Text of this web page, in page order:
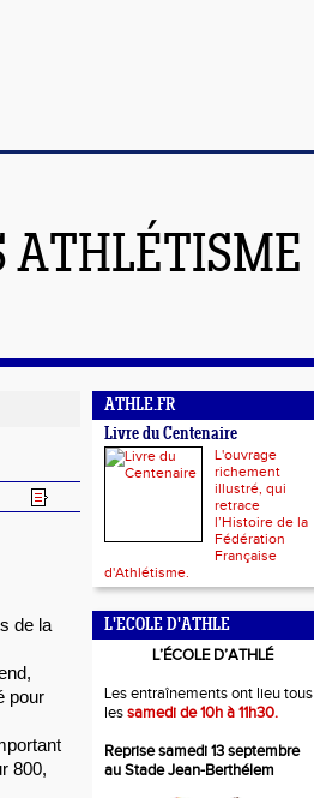
ATHLÉTISME
de la
pour
800,
ATHLE.FR
Livre du Centenaire
L'ouvrage
richement
illustré, qui
retrace
l’Histoire de la
Fédération
Française
d'Athlétisme.
L'ECOLE D'ATHLE
L’ÉCOLE D’ATHLÉ
Les entraînements ont lieu tous
lessamedi de 10h à 11h30.
Reprise samedi 13 septembre
au Stade Jean-Berthélem